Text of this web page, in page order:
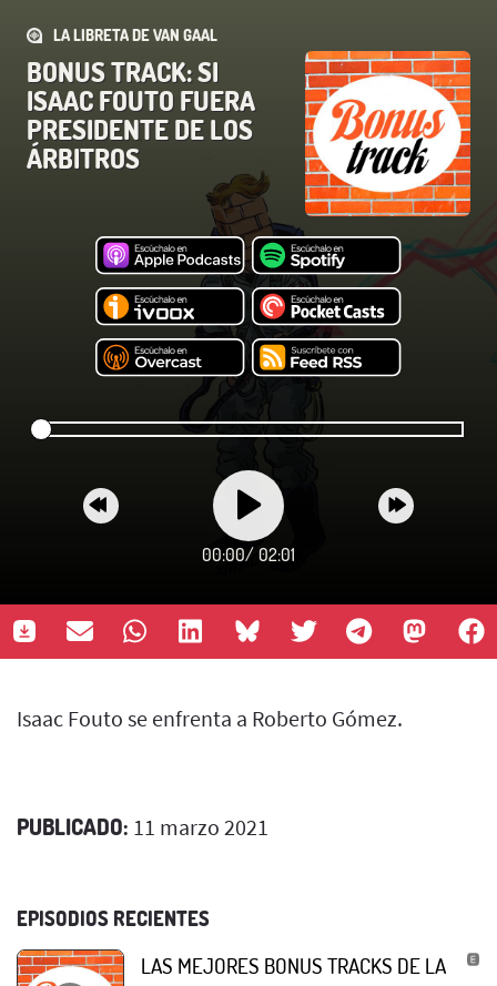
LA LIBRETA DE VAN GAAL
BONUS TRACK: SI
ISAAC FOUTO FUERA
PRESIDENTE DE LOS
ÁRBITROS
00:00/ 02:01
Isaac Fouto se enfrenta a Roberto Gómez.
PUBLICADO: 11 marzo 2021
EPISODIOS RECIENTES
LAS MEJORES BONUS TRACKS DE LA